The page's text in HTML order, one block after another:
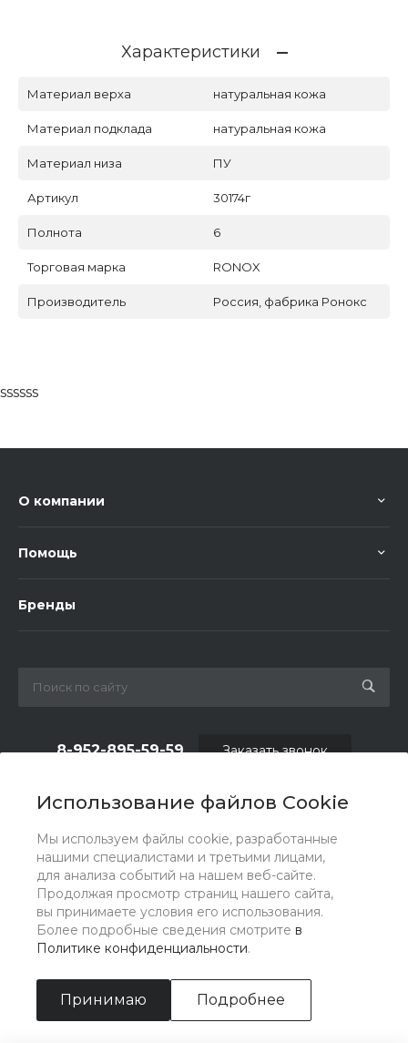
Использование файлов Cookie
Мы используем файлы cookie, разработанные
нашими специалистами и третьими лицами,
для анализа событий на нашем веб-сайте.
Продолжая просмотр страниц нашего сайта,
вы принимаете условия его использования.
Более подробные сведения смотрите в
Политике конфиденциальности.
Принимаю Подробнее
Характеристики
Материал верха натуральная кожа
Материал подклада натуральная кожа
Материал низа ПУ
Артикул 30174г
Полнота 6
Торговая марка RONOX
Производитель Россия, фабрика Ронокс
ssssss
О компании
Помощь
Бренды
shop.fas@list.ru
8-952-895-59-59
oas_reklama@list.ru
Заказать звонок